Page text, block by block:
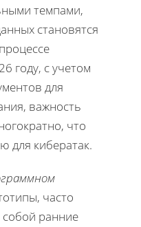
темпами,
становятся
году, с учетом
для
важность
что
для кибератак.
часто
ранние